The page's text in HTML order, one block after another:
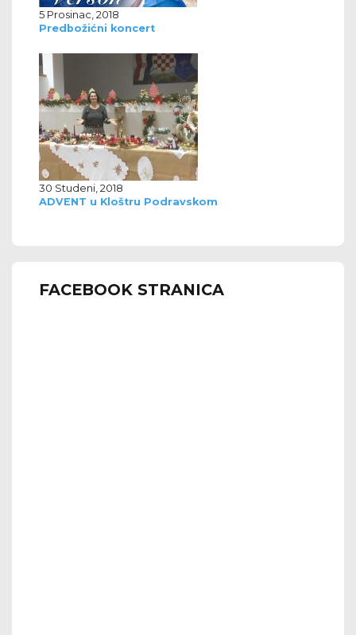
5 Prosinac, 2018
Predbožićni koncert
30 Studeni, 2018
ADVENT u Kloštru Podravskom
FACEBOOK STRANICA